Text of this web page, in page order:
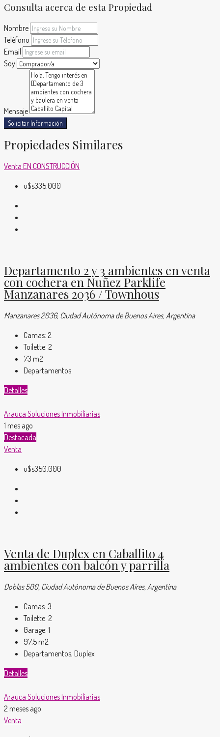
Consulta acerca de esta Propiedad
Nombre
Teléfono
Email
Soy
Mensaje
Solicitar Información
Propiedades Similares
Venta EN CONSTRUCCIÓN
u$s335.000
Departamento 2 y 3 ambientes en venta
con cochera en Nuñez Parklife
Manzanares 2036 / Townhous
Manzanares 2036, Ciudad Autónoma de Buenos Aires, Argentina
Camas: 2
Toilette: 2
73 m2
Departamentos
Detalles
Arauca Soluciones Inmobiliarias
1 mes ago
Destacada
Venta
u$s350.000
Venta de Duplex en Caballito 4
ambientes con balcón y parrilla
Doblas 500, Ciudad Autónoma de Buenos Aires, Argentina
Camas: 3
Toilette: 2
Garage: 1
97,5m2
Departamentos, Duplex
Detalles
Arauca Soluciones Inmobiliarias
2 meses ago
Venta